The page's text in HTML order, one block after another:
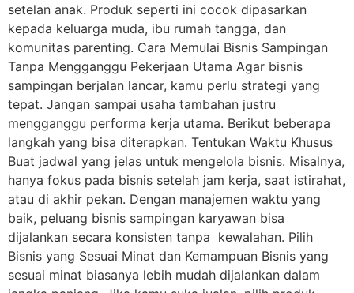
setelan anak. Produk seperti ini cocok dipasarkan
kepada keluarga muda, ibu rumah tangga, dan
komunitas parenting. Cara Memulai Bisnis Sampingan
Tanpa Mengganggu Pekerjaan Utama Agar bisnis
sampingan berjalan lancar, kamu perlu strategi yang
tepat. Jangan sampai usaha tambahan justru
mengganggu performa kerja utama. Berikut beberapa
langkah yang bisa diterapkan. Tentukan Waktu Khusus
Buat jadwal yang jelas untuk mengelola bisnis. Misalnya,
hanya fokus pada bisnis setelah jam kerja, saat istirahat,
atau di akhir pekan. Dengan manajemen waktu yang
baik, peluang bisnis sampingan karyawan bisa
dijalankan secara konsisten tanpa kewalahan. Pilih
Bisnis yang Sesuai Minat dan Kemampuan Bisnis yang
sesuai minat biasanya lebih mudah dijalankan dalam